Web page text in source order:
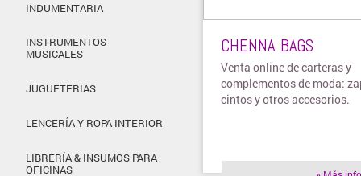
INDUMENTARIA
INSTRUMENTOS
MUSICALES
JUGUETERIAS
LENCERÍA Y ROPA INTERIOR
LIBRERÍA & INSUMOS PARA
OFICINAS
CHENNA BAGS
Venta online de carteras y
complementos de moda:
cintos y otros accesorios.